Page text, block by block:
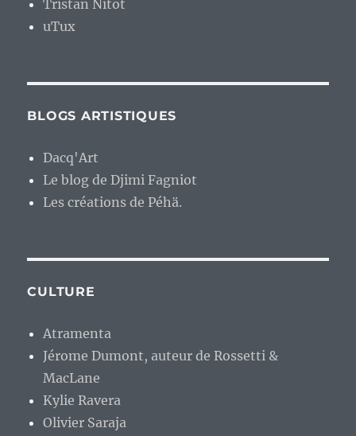
Tristan Nitot
uTux
BLOGS ARTISTIQUES
Dacq'Art
Le blog de Djimi Fagniot
Les créations de Péhä.
CULTURE
Atramenta
Jérome Dumont, auteur de Rossetti &
MacLane
Kylie Ravera
Olivier Saraja